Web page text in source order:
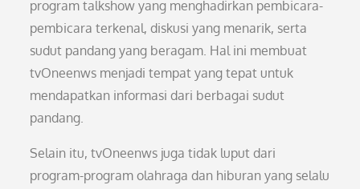
program talkshow yang menghadirkan pembicara-
pembicara terkenal, diskusi yang menarik, serta
sudut pandang yang beragam. Hal ini membuat
tvOneenws menjadi tempat yang tepat untuk
mendapatkan informasi dari berbagai sudut
pandang.
Selain itu, tvOneenws juga tidak luput dari
program-program olahraga dan hiburan yang selalu